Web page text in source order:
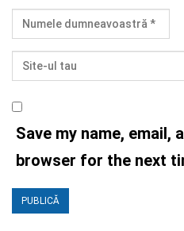
Save my name, email,
browser for the next